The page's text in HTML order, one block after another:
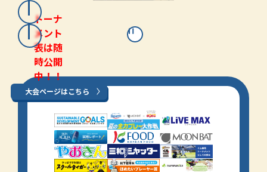
トーナ
メント
表は随
時公開
中！！
大会ページはこちら